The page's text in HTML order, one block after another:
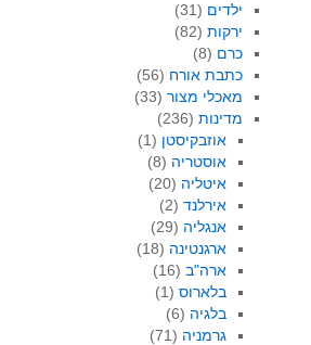
ילדים (31)
ירקות(82)
כרם (8)
כתבת אורח (56)
מאכלי מצור(33)
מדינות(236)
אוזבקיסטן (1)
אוסטריה (8)
איטליה (20)
אירלנד (2)
אנגליה (29)
ארגנטינה (18)
ארה"ב (16)
בלארוס (1)
בלגיה (6)
גרמניה (71)